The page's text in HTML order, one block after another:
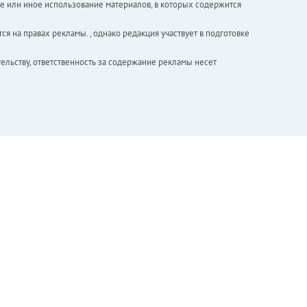
иное использование материалов, в которых содержится
правах рекламы. , однако редакция участвует в подготовке
ответственность за содержание рекламы несет